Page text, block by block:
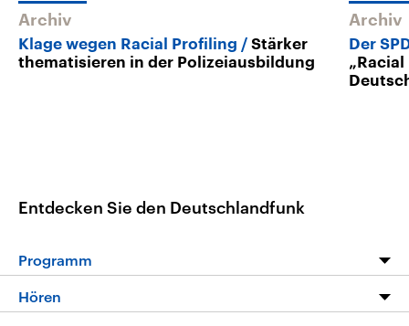
Archiv
Klage wegen Racial Profiling
Stärker
thematisieren in der Polizeiausbildung
Archiv
Der
Entdecken Sie den Deutschlandfunk
Programm
Programm
Hören